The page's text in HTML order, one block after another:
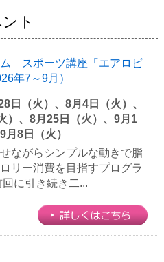
ト
スポーツ講座「エアロビ
年7～9月）
日（火）、8月4日（火）、
）、8月25日（火）、9月1
月8日（火）
ながらシンプルな動きで脂
リー消費を目指すプログラ
回に引き続き二...